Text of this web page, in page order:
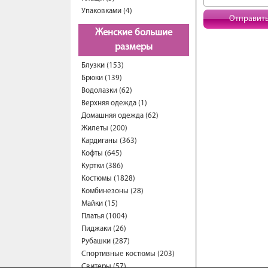
Упаковками (4)
Женские большие
размеры
Блузки (153)
Брюки (139)
Водолазки (62)
Верхняя одежда (1)
Домашняя одежда (62)
Жилеты (200)
Кардиганы (363)
Кофты (645)
Куртки (386)
Костюмы (1828)
Комбинезоны (28)
Майки (15)
Платья (1004)
Пиджаки (26)
Рубашки (287)
Спортивные костюмы (203)